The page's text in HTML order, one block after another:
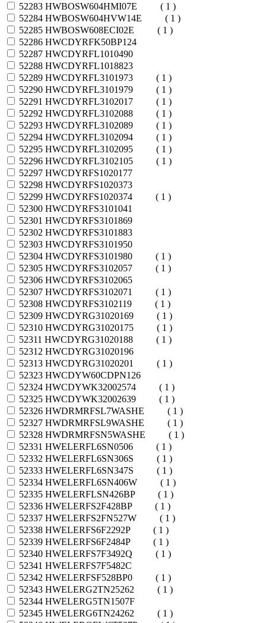
52283 HWBOSW604HMI07E
( 1 )
52284 HWBOSW604HVW14E
( 1 )
52285 HWBOSW608ECI02E
( 1 )
52286 HWCDYRFK50BP124
52287 HWCDYRFL1010490
52288 HWCDYRFL1018823
52289 HWCDYRFL3101973
( 1 )
52290 HWCDYRFL3101979
( 1 )
52291 HWCDYRFL3102017
( 1 )
52292 HWCDYRFL3102088
( 1 )
52293 HWCDYRFL3102089
( 1 )
52294 HWCDYRFL3102094
( 1 )
52295 HWCDYRFL3102095
( 1 )
52296 HWCDYRFL3102105
( 1 )
52297 HWCDYRFS1020177
52298 HWCDYRFS1020373
52299 HWCDYRFS1020374
( 1 )
52300 HWCDYRFS3101041
52301 HWCDYRFS3101869
52302 HWCDYRFS3101883
52303 HWCDYRFS3101950
52304 HWCDYRFS3101980
( 1 )
52305 HWCDYRFS3102057
( 1 )
52306 HWCDYRFS3102065
52307 HWCDYRFS3102071
( 1 )
52308 HWCDYRFS3102119
( 1 )
52309 HWCDYRG31020169
( 1 )
52310 HWCDYRG31020175
( 1 )
52311 HWCDYRG31020188
( 1 )
52312 HWCDYRG31020196
52313 HWCDYRG31020201
( 1 )
52323 HWCDYW60CDPN126
52324 HWCDYWK32002574
( 1 )
52325 HWCDYWK32002639
( 1 )
52326 HWDRMRFSL7WASHE
( 1 )
52327 HWDRMRFSL9WASHE
( 1 )
52328 HWDRMRFSN5WASHE
( 1 )
52331 HWELERFL6SN0506
( 1 )
52332 HWELERFL6SN306S
( 1 )
52333 HWELERFL6SN347S
( 1 )
52334 HWELERFL6SN406W
( 1 )
52335 HWELERFLSN426BP
( 1 )
52336 HWELERFS2F428BP
( 1 )
52337 HWELERFS2FN527W
( 1 )
52338 HWELERFS6F2292P
( 1 )
52339 HWELERFS6F2484P
( 1 )
52340 HWELERFS7F3492Q
( 1 )
52341 HWELERFS7F5482C
52342 HWELERFSF528BP0
( 1 )
52343 HWELERG2TN25262
( 1 )
52344 HWELERG5TN1507F
52345 HWELERG6TN24262
( 1 )